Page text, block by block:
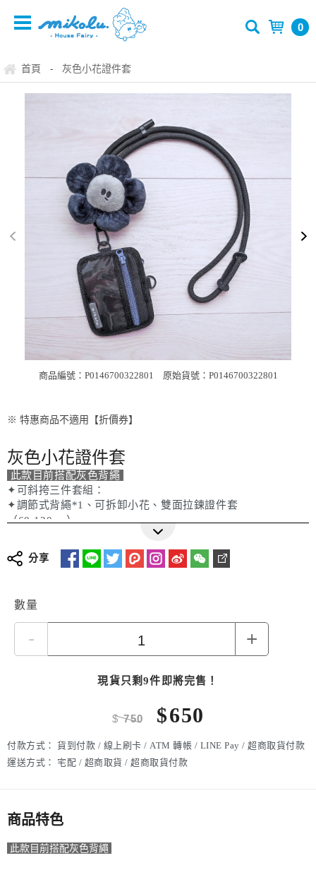
0
首頁 - 灰色小花證件套
商品編號：P0146700322801 原始貨號：P0146700322801
※ 特惠商品不適用【折價券】
灰色小花證件套
此款目前搭配灰色背繩
✦可斜挎三件套組：
✦調節式背繩*1、可拆卸小花、雙面拉鍊證件套
（60-120cm）
分享
數量
- +
現貨只剩9件即將完售！
$750 $650
付款方式：
貨到付款 / 線上刷卡 / ATM 轉帳 / LINE Pay / 超商取貨付款
運送方式：
宅配 / 超商取貨 / 超商取貨付款
商品特色
此款目前搭配灰色背繩